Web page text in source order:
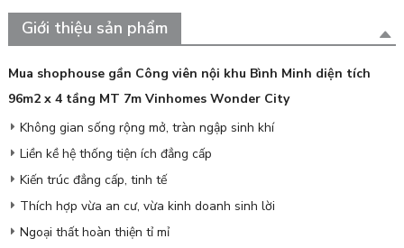
Giới thiệu sản phẩm
Mua shophouse gần Công viên nội khu Bình Minh diện tích
96m2 x 4 tầng MT 7m Vinhomes Wonder City
Không gian sống rộng mở, tràn ngập sinh khí
Liền kề hệ thống tiện ích đẳng cấp
Kiến trúc đẳng cấp, tinh tế
Thích hợp vừa an cư, vừa kinh doanh sinh lời
Ngoại thất hoàn thiện tỉ mỉ